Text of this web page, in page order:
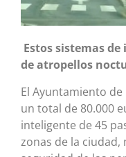
Estos sistemas
de atropellos
El Ayuntamiento
un total de 80.000
inteligente de 45
zonas de la ciudad,